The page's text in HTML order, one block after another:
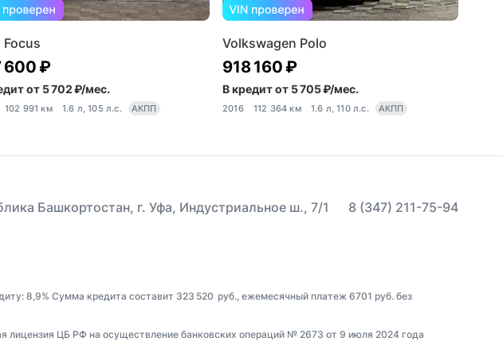
Focus
600 ₽
от 5 702 ₽/мес.
102 991 км 1.6 л, 105 л.с. АКПП
Volkswagen Polo
918 160 ₽
В кредит от 5 705 ₽/мес.
2016 112 364 км 1.6 л, 110 л.с. АКПП
Башкортостан, г. Уфа, Индустриальное ш., 7/1 8 (347) 211-75-94
8,9% Сумма кредита составит 323 520 руб., ежемесячный платеж 6701 руб. без
лицензия ЦБ РФ на осуществление банковских операций № 2673 от 9 июля 2024 года